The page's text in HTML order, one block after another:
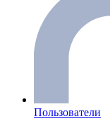
Пользователи